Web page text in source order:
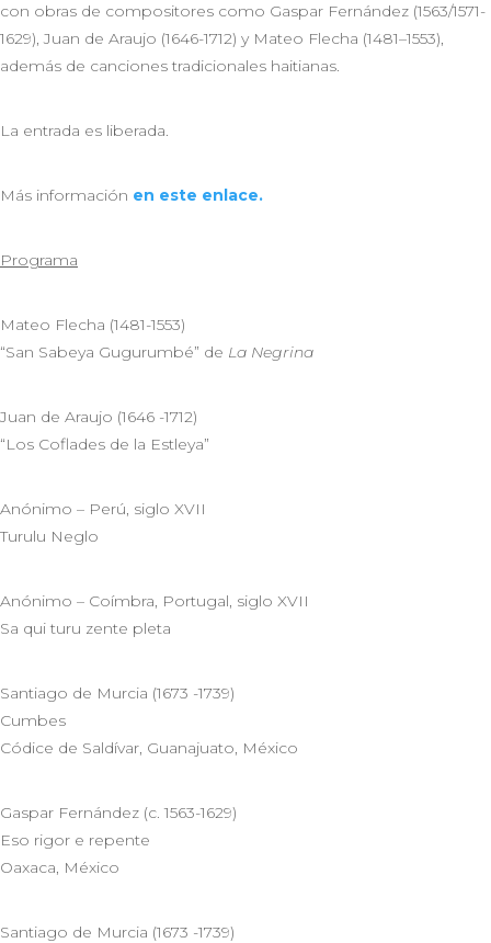
con obras de compositores como Gaspar Fernández (1563/1571-
1629), Juan de Araujo (1646-1712) y Mateo Flecha (1481–1553),
además de canciones tradicionales haitianas.
La entrada es liberada.
Más información en este enlace.
Programa
Mateo Flecha (1481-1553)
“San Sabeya Gugurumbé” de La Negrina
Juan de Araujo (1646 -1712)
“Los Coflades de la Estleya”
Anónimo – Perú, siglo XVII
Turulu Neglo
Anónimo – Coímbra, Portugal, siglo XVII
Sa qui turu zente pleta
Santiago de Murcia (1673 -1739)
Cumbes
Códice de Saldívar, Guanajuato, México
Gaspar Fernández (c. 1563-1629)
Eso rigor e repente
Oaxaca, México
Santiago de Murcia (1673 -1739)